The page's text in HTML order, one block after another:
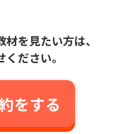
を見たい方は、
ださい。
をする